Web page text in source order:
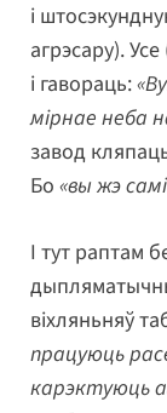
і
агрэсару).
і гавораць:
мірнае неба
завод
Бо «вы жэ
І тут раптам
віхляньняў
працуюць
карэктуюць